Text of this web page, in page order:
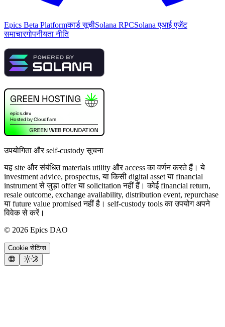
Epics Beta Platformकार्ड सूचीSolana RPCSolana एआई एजेंट
समाचारगोपनीयता नीति
उपयोगिता और self-custody सूचना
यह site और संबंधित materials utility और access का वर्णन करते हैं। ये
investment advice, prospectus, या किसी digital asset या financial
instrument से जुड़ा offer या solicitation नहीं हैं। कोई financial return,
resale outcome, exchange availability, distribution event, repurchase
या future value promised नहीं है। self-custody tools का उपयोग अपने
विवेक से करें।
© 2026 Epics DAO
Cookie सेटिंग्स